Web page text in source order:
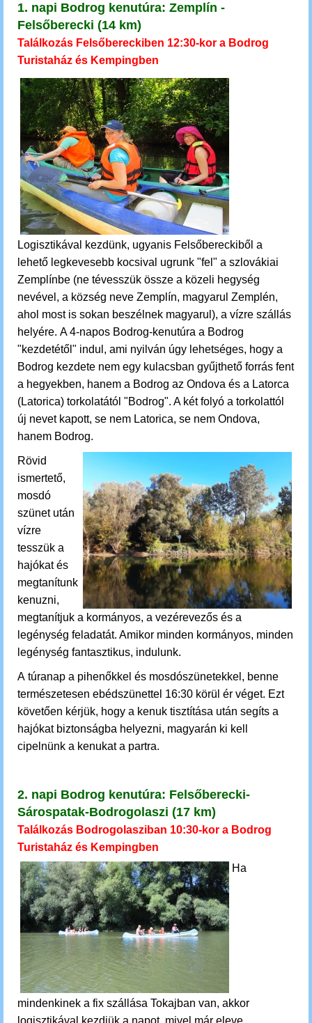
1. napi Bodrog kenutúra: Zemplín -
Felsőberecki (14 km)
Találkozás Felsőbereckiben 12:30-kor a Bodrog
Turistaház és Kempingben
Logisztikával kezdünk, ugyanis Felsőbereckiből a
lehető legkevesebb kocsival ugrunk "fel" a szlovákiai
Zemplínbe (ne tévesszük össze a közeli hegység
nevével, a község neve Zemplín, magyarul Zemplén,
ahol most is sokan beszélnek magyarul), a vízre szállás
helyére. A 4-napos Bodrog-kenutúra a Bodrog
"kezdetétől" indul, ami nyilván úgy lehetséges, hogy a
Bodrog kezdete nem egy kulacsban gyűjthető forrás fent
a hegyekben, hanem a Bodrog az Ondova és a Latorca
(Latorica) torkolatától "Bodrog". A két folyó a torkolattól
új nevet kapott, se nem Latorica, se nem Ondova,
hanem Bodrog.
Rövid
ismertető,
mosdó
szünet után
vízre
tesszük a
hajókat és
megtanítunk
kenuzni,
megtanítjuk a kormányos, a vezérevezős és a
legénység feladatát. Amikor minden kormányos, minden
legénység fantasztikus, indulunk.
A túranap a pihenőkkel és mosdószünetekkel, benne
természetesen ebédszünettel 16:30 körül ér véget. Ezt
követően kérjük, hogy a kenuk tisztítása után segíts a
hajókat biztonságba helyezni, magyarán ki kell
cipelnünk a kenukat a partra.
2. napi Bodrog kenutúra: Felsőberecki-
Sárospatak-Bodrogolaszi (17 km)
Találkozás Bodrogolasziban 10:30-kor a Bodrog
Turistaház és Kempingben
Ha
mindenkinek a fix szállása Tokajban van, akkor
logisztikával kezdjük a napot, mivel már eleve